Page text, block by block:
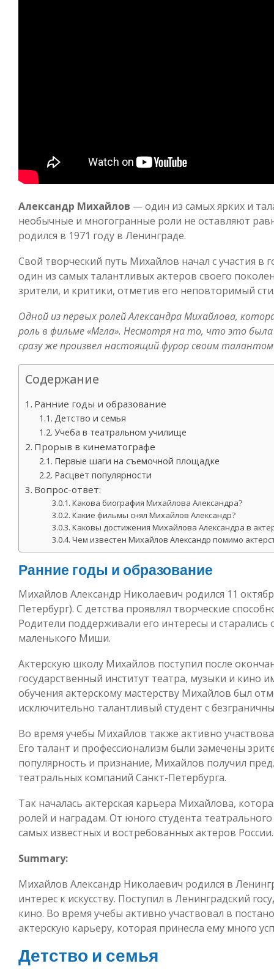
Александр Михайлов — один из самых ярких и
необычные и многогранные роли не оставляют
родился в 1971 году в Ленинграде.
Свой творческий путь Михайлов начал с участия в
один из самых талантливых актеров своего
зрители, и критики, отметив его неповторимый
Одной из первых ролей Александра Михайлова,
роль в фильме «Мгла». Несмотря на то, что это
сразу же произвел настоящий фурор своим
Содержание
Ранние годы и образование
Детство и семья
Учеба в театральном училище
Прорыв в кинематографе
Первые шаги на съемочной площадке
Расцвет популярности
Вопрос-ответ:
Какова биография Михайлова Александра?
Какие фильмы снял Михайлов Александр?
Каковы достижения Михайлова Александра в
Чем известен Михайлов Александр помимо
Ранние годы и образование
Михайлов Александр Николаевич родился 11
Петербург). С детства проявлял творческие
Родители поддерживали его интересы и
маленького Миши.
Актерскую школу Михайлов поступил после
государственный институт театра, музыки и кино
обучения актерскому мастерству Михайлов был
исключительно талантливый студент с
Во время учебы Михайлов также активно
Его талант и профессионализм были замечены
популярность и признание, Михайлов получил
театральных компаний Санкт-Петербурга.
Так началась актерская карьера Михайлова,
ролей и наградам. От юного студента
самых известных и востребованных актеров России.
Summary:
Михайлов Александр Николаевич родился в
интерес к искусству. Поступил в Ленинградский
кино. Во время учебы активно участвовал в
актерскую карьеру, которая принесла ему много
Детство и семья